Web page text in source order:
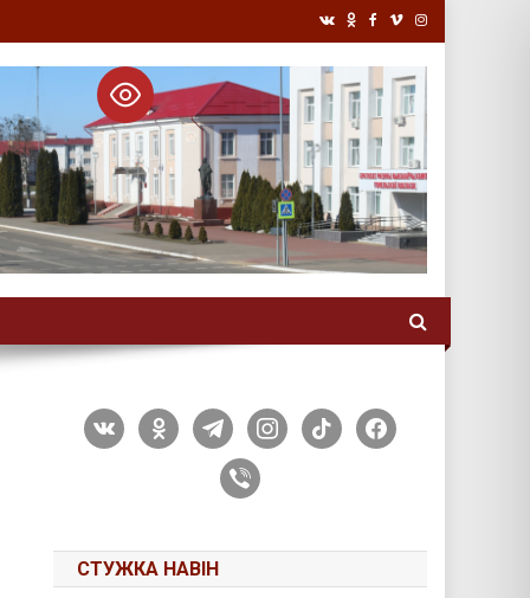
vkontakteodnoklassniki
telegraminstagram
tiktok facebook
viber
СТУЖКА НАВІН